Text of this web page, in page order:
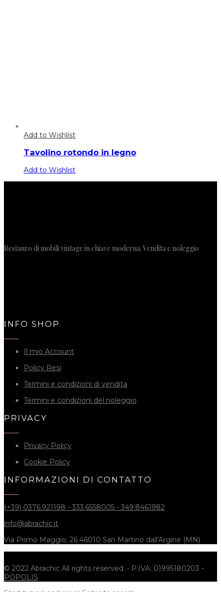
Add to Wishlist
Tavolino rotondo in legno
Add to Wishlist
Restauro di mobili vintage in chiave moderna. Vendita e noleggio
INFO SHOP
Il mio Account
Policy Resi
Termini e condizioni di vendita
Termini e condizioni del noleggio
PRIVACY
Privacy Policy
Cookie Policy
INFORMAZIONI DI CONTATTO
(+39) 0376.921198 - 333.6558005 - 349.8461982
info@abrachic.it
Via Primo Maggio, 26 46010 San Martino dall'Argine (MN)
© 2022 Abrachic All rights reserved. - P.IVA: 01995180203 -
POPOLIS